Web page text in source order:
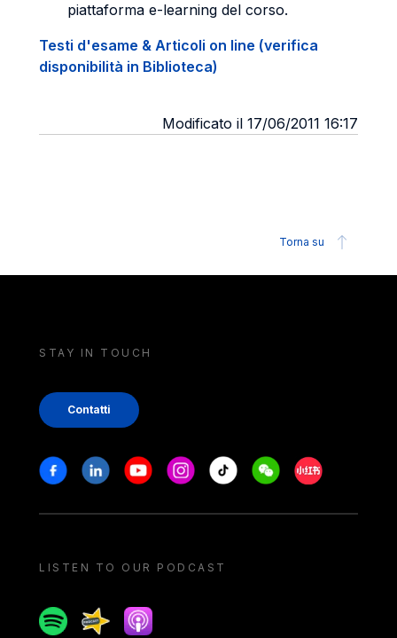
piattaforma e-learning del corso.
Testi d'esame & Articoli on line (verifica
disponibilità in Biblioteca)
Modificato il 17/06/2011 16:17
Torna su
STAY IN TOUCH
Contatti
Stay in touch
FacebookLinkedinYoutubeInstagram
Tiktok WeechatXiaohongshu/
LISTEN TO OUR PODCAST
SpotifySpreakerApple podcast